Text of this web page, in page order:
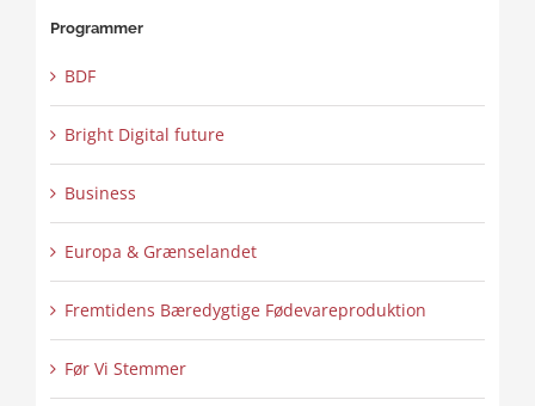
Programmer
BDF
Bright Digital future
Business
Europa & Grænselandet
Fremtidens Bæredygtige Fødevareproduktion
Før Vi Stemmer